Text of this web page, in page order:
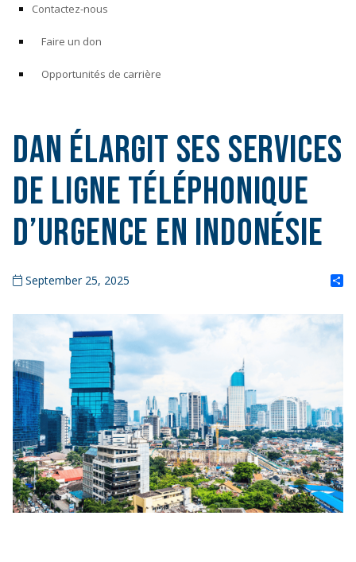
Contactez-nous
Faire un don
Opportunités de carrière
DAN élargit ses services
de ligne téléphonique
d’urgence en Indonésie
September 25, 2025